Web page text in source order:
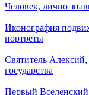
Человек, лично
Иконография
портреты
Святитель
государства
Первый Вселенский